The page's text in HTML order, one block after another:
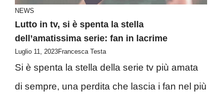
NEWS
Lutto in tv, si è spenta la stella
dell’amatissima serie: fan in lacrime
Luglio 11, 2023Francesca Testa
Si è spenta la stella della serie tv più amata
di sempre, una perdita che lascia i fan nel più